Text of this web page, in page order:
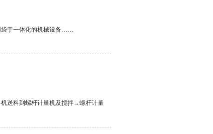
袋于一体化的机械设备……
送料到螺杆计量机及搅拌→螺杆计量